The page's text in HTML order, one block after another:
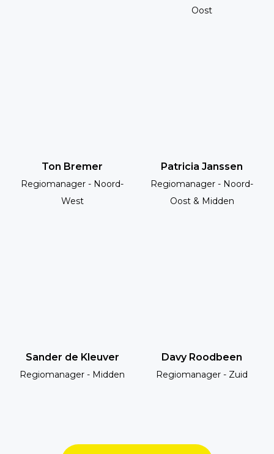
Oost
Ton Bremer
Regiomanager - Noord-
West
Patricia Janssen
Regiomanager - Noord-
Oost & Midden
Sander de Kleuver
Regiomanager - Midden
Davy Roodbeen
Regiomanager - Zuid